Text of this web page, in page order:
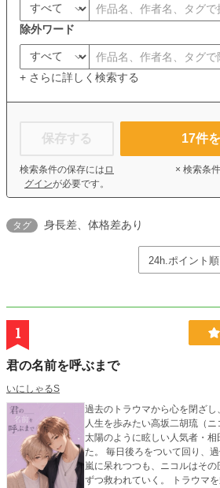
除外ワード
+ さらに詳しく検索する
保存する
検索条件の保存には ロ
グインが必要です。
17件
× 検索条
タグ 身長差、体格差あり
1
君の名前を呼ぶまで
いにしゃるS
過去のトラウマから心を閉ざ
人生を歩みたい高坂二胡琉（ニ
太陽のように眩しい人気者・
た。 毎日後ろをついて回り、
嵐に呆れつつも、ニコルはそ
ずつ救われていく。 トラウマ